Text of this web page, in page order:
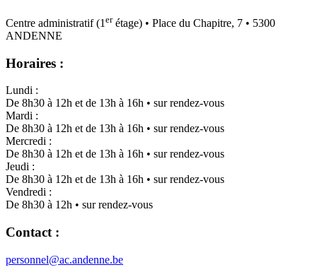
Centre administratif (1 erétage) • Place du Chapitre, 7 • 5300
ANDENNE
Horaires :
Lundi :
De 8h30 à 12h et de 13h à 16h • sur rendez-vous
Mardi :
De 8h30 à 12h et de 13h à 16h • sur rendez-vous
Mercredi :
De 8h30 à 12h et de 13h à 16h • sur rendez-vous
Jeudi :
De 8h30 à 12h et de 13h à 16h • sur rendez-vous
Vendredi :
De 8h30 à 12h • sur rendez-vous
Contact :
personnel@ac.andenne.be